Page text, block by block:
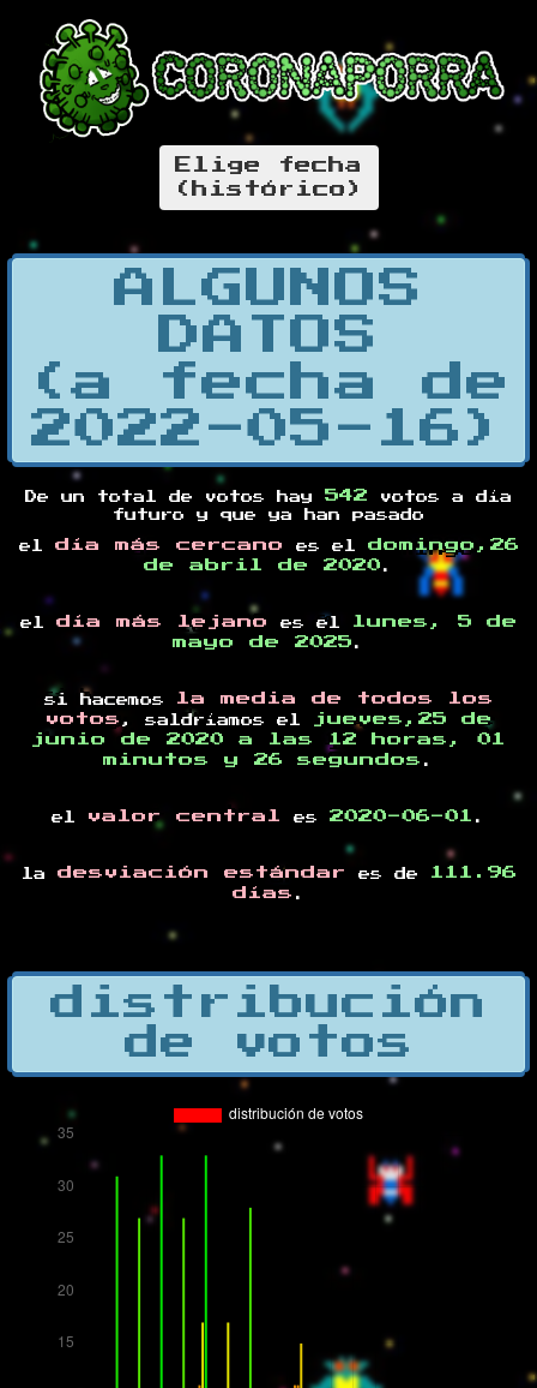
Elige fecha
(histórico)
ALGUNOS
DATOS
(a fecha de
2022-05-16)
De un total de votos hay 542 votos a día
futuro y que ya han pasado
el día más cercano es el domingo,26
de abril de 2020 .
el día más lejano es el
lunes, 5 de
mayo de 2025 .
si hacemos
la media de todos los
votos , saldríamos el
jueves,25 de
junio de 2020 a las 12 horas, 01
minutos y 26 segundos .
el valor central es 2020-06-01 .
la desviación estándar es de
111.96
días .
distribución
de votos